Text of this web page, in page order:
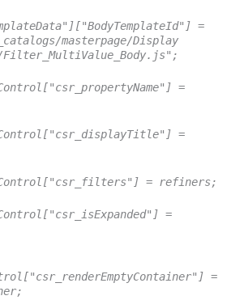
=
masterpage/Display
=
=
= refiners;
=
=